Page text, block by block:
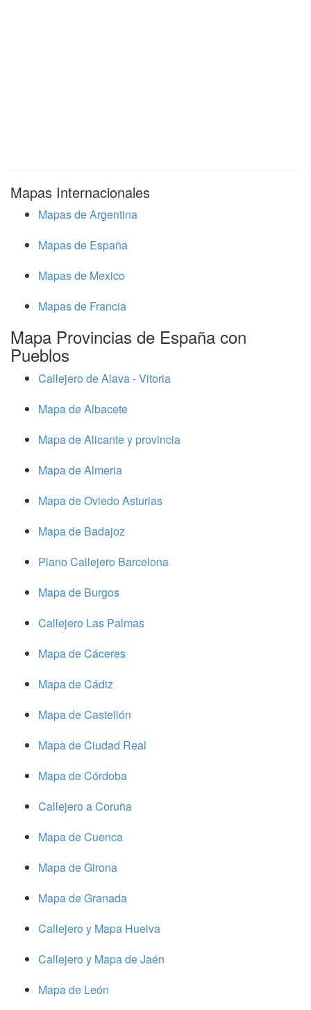
Mapas Internacionales
Mapas de Argentina
Mapas de España
Mapas de Mexico
Mapas de Francia
Mapa Provincias de España con
Pueblos
Callejero de Alava - Vitoria
Mapa de Albacete
Mapa de Alicante y provincia
Mapa de Almeria
Mapa de Oviedo Asturias
Mapa de Badajoz
Plano Callejero Barcelona
Mapa de Burgos
Callejero Las Palmas
Mapa de Cáceres
Mapa de Cádiz
Mapa de Castellón
Mapa de Ciudad Real
Mapa de Córdoba
Callejero a Coruña
Mapa de Cuenca
Mapa de Girona
Mapa de Granada
Callejero y Mapa Huelva
Callejero y Mapa de Jaén
Mapa de León